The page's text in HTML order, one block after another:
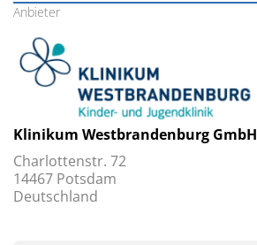
Anbieter
Klinikum Westbrandenburg GmbH
Charlottenstr. 72
14467 Potsdam
Deutschland